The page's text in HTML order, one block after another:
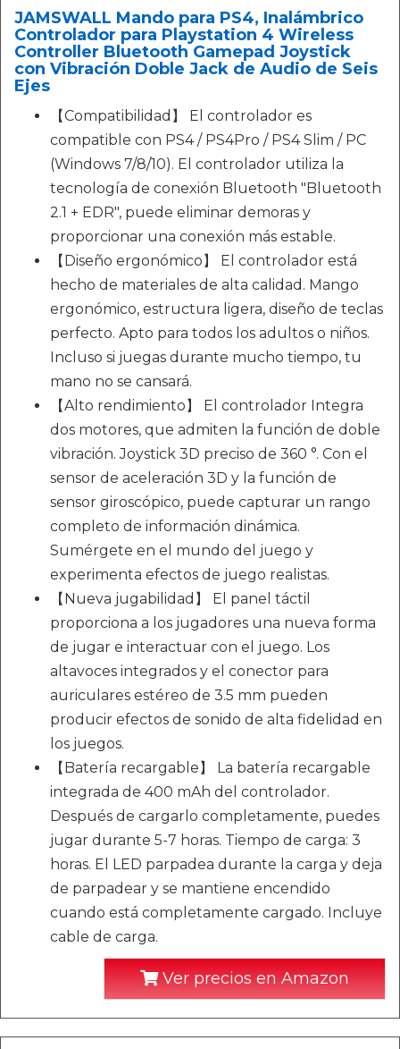
JAMSWALL Mando para PS4, Inalámbrico
Controlador para Playstation 4 Wireless
Controller Bluetooth Gamepad Joystick
con Vibración Doble Jack de Audio de Seis
Ejes
【Compatibilidad】 El controlador es
compatible con PS4 / PS4Pro / PS4 Slim / PC
(Windows 7/8/10). El controlador utiliza la
tecnología de conexión Bluetooth "Bluetooth
2.1 + EDR", puede eliminar demoras y
proporcionar una conexión más estable.
【Diseño ergonómico】 El controlador está
hecho de materiales de alta calidad. Mango
ergonómico, estructura ligera, diseño de teclas
perfecto. Apto para todos los adultos o niños.
Incluso si juegas durante mucho tiempo, tu
mano no se cansará.
【Alto rendimiento】 El controlador Integra
dos motores, que admiten la función de doble
vibración. Joystick 3D preciso de 360 °. Con el
sensor de aceleración 3D y la función de
sensor giroscópico, puede capturar un rango
completo de información dinámica.
Sumérgete en el mundo del juego y
experimenta efectos de juego realistas.
【Nueva jugabilidad】 El panel táctil
proporciona a los jugadores una nueva forma
de jugar e interactuar con el juego. Los
altavoces integrados y el conector para
auriculares estéreo de 3.5 mm pueden
producir efectos de sonido de alta fidelidad en
los juegos.
【Batería recargable】 La batería recargable
integrada de 400 mAh del controlador.
Después de cargarlo completamente, puedes
jugar durante 5-7 horas. Tiempo de carga: 3
horas. El LED parpadea durante la carga y deja
de parpadear y se mantiene encendido
cuando está completamente cargado. Incluye
cable de carga.
Ver precios en Amazon